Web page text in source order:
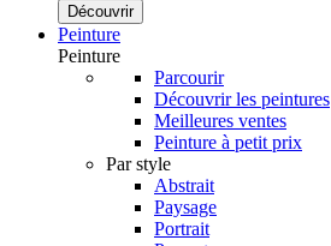
Découvrir
Peinture
Peinture
Parcourir
Découvrir les peintures
Meilleures ventes
Peinture à petit prix
Par style
Abstrait
Paysage
Portrait